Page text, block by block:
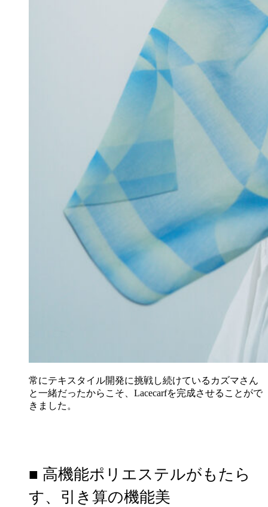
常にテキスタイル開発に挑戦し続けているカズマさん
と一緒だったからこそ、Lacecarfを完成させることがで
きました。
■ 高機能ポリエステルがもたら
す、引き算の機能美